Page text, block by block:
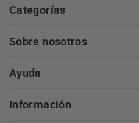
Categorías
Sobre nosotros
Ayuda
Información